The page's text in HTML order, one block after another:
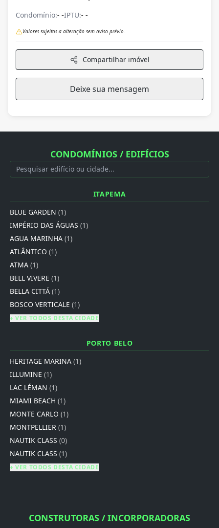
Condomínio:- -IPTU:- -
Valores sujeitos a alteração sem aviso prévio.
Compartilhar imóvel
Deixe sua mensagem
CONDOMÍNIOS / EDIFÍCIOS
ITAPEMA
BLUE GARDEN (1)
IMPÉRIO DAS ÁGUAS (1)
AGUA MARINHA (1)
ATLÂNTICO (1)
ATMA (1)
BELL VIVERE (1)
BELLA CITTÁ (1)
BOSCO VERTICALE (1)
+ VER TODOS DESTA CIDADE
PORTO BELO
HERITAGE MARINA (1)
ILLUMINE (1)
LAC LÉMAN (1)
MIAMI BEACH (1)
MONTE CARLO (1)
MONTPELLIER (1)
NAUTIK CLASS (0)
NAUTIK CLASS (1)
+ VER TODOS DESTA CIDADE
CONSTRUTORAS / INCORPORADORAS